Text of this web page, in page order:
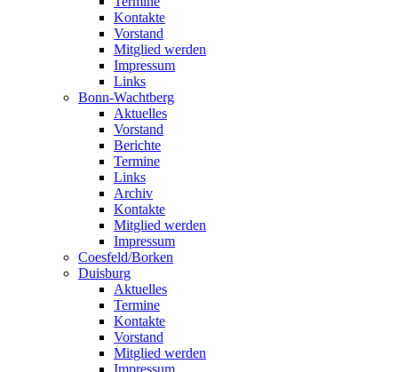
Kontakte
Vorstand
Mitglied werden
Impressum
Links
Bonn-Wachtberg
Aktuelles
Vorstand
Berichte
Termine
Links
Archiv
Kontakte
Mitglied werden
Impressum
Coesfeld/Borken
Duisburg
Aktuelles
Termine
Kontakte
Vorstand
Mitglied werden
Impressum